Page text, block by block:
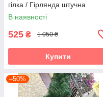
гілка / Гірлянда штучна
В наявності
525 ₴ 1 050 ₴
Купити
–50%